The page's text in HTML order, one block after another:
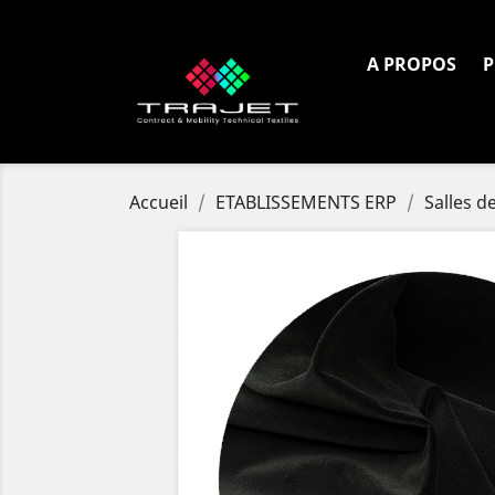
A PROPOS
Accueil ETABLISSEMENTS ERP Salles